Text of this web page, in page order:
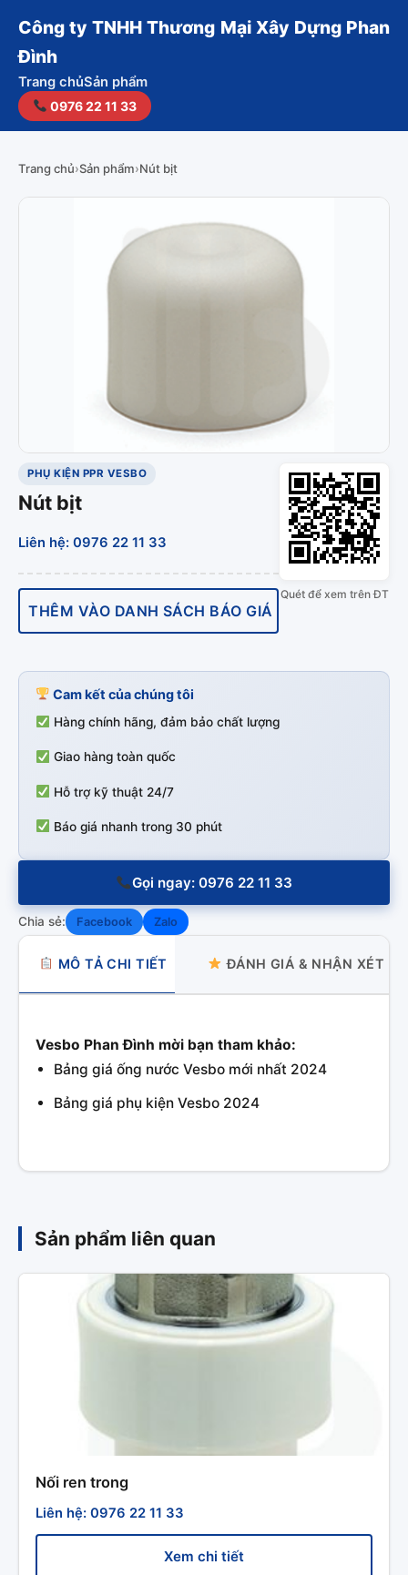
Công ty TNHH Thương Mại Xây Dựng Phan
Đình
Trang chủSản phẩm
0976 22 11 33
Trang chủ›Sản phẩm›Nút bịt
PHỤ KIỆN PPR VESBO
Nút bịt
Liên hệ: 0976 22 11 33
THÊM VÀO DANH SÁCH BÁO GIÁ
Quét để xem trên ĐT
Cam kết của chúng tôi
Hàng chính hãng, đảm bảo chất lượng
Giao hàng toàn quốc
Hỗ trợ kỹ thuật 24/7
Báo giá nhanh trong 30 phút
Gọi ngay: 0976 22 11 33
Chia sẻ: Facebook Zalo
MÔ TẢ CHI TIẾT ĐÁNH GIÁ & NHẬN XÉT
Vesbo Phan Đình mời bạn tham khảo:
Bảng giá ống nước Vesbo mới nhất 2024
Bảng giá phụ kiện Vesbo 2024
Sản phẩm liên quan
Nối ren trong
Liên hệ: 0976 22 11 33
Xem chi tiết